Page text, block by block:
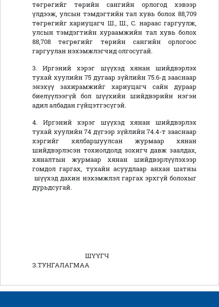
төгрөгийг төрийн сангийн орлогод хэвээр
үлдээж, улсын тэмдэгтийн тал хувь болох 88,709
төгрөгийг хариуцагч Ш., Ш., С. нараас гаргуулж,
улсын тэмдэгтийн хураамжийн тал хувь болох
88,708 төгрөгийг төрийн сангийн орлогоос
гаргуулан нэхэмжлэгчид олгосугай.
3. Иргэний хэрэг шүүхэд хянан шийдвэрлэх
тухай хуулийн 75 дугаар зүйлийн 75.6-д зааснаар
энэхүү захирамжийг хариуцагч сайн дураар
биелүүлээгүй бол шүүхийн шийдвэрийн нэгэн
адил албадан гүйцэтгэсүгэй.
4. Иргэний хэрэг шүүхэд хянан шийдвэрлэх
тухай хуулийн 74 дүгээр зүйлийн 74.4-т зааснаар
хэргийг хялбаршуулсан журмаар хянан
шийдвэрлэсэн тохиолдолд зохигч давж заалдах,
хяналтын журмаар хянан шийдвэрлүүлэхээр
гомдол гаргах, тухайн асуудлаар анхан шатны
шүүхэд дахин нэхэмжлэл гаргах эрхгүй болохыг
дурьдсугай.
ШҮҮГЧ
З.ТУНГАЛАГМАА